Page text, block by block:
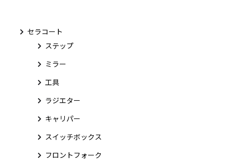
セラコート
ステップ
ミラー
工具
ラジエター
キャリパー
スイッチボックス
フロントフォーク